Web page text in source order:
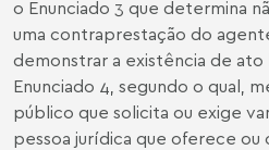
o Enunciado 3 que determina
uma contraprestação do
demonstrar a existência de ato
Enunciado 4, segundo o qual,
público que solicita ou exige
pessoa jurídica que oferece ou